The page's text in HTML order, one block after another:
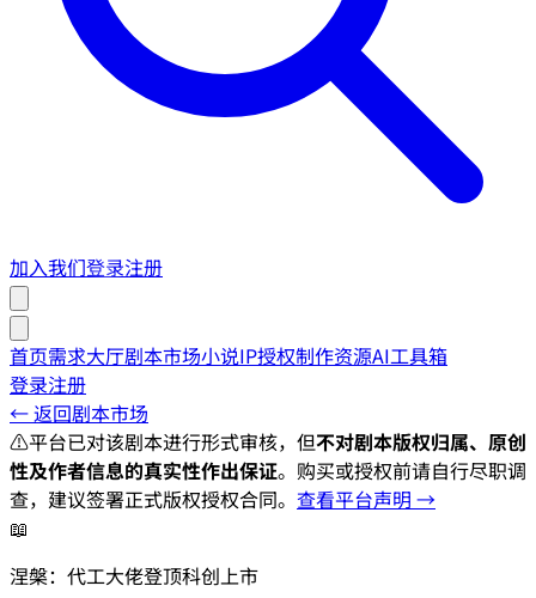
加入我们登录注册
首页需求大厅剧本市场小说IP授权制作资源AI工具箱
登录注册
← 返回剧本市场
⚠️平台已对该剧本进行形式审核，但不对剧本版权归属、原创
性及作者信息的真实性作出保证。购买或授权前请自行尽职调
查，建议签署正式版权授权合同。 查看平台声明 →
📖
涅槃：代工大佬登顶科创上市